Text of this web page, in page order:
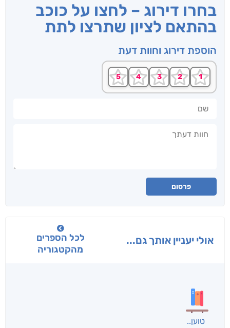
בחרו דירוג – לחצו על כוכב
בהתאם לציון שתרצו לתת
הוספת דירוג וחוות דעת
פרסום
אולי יעניין אותך גם...
לכל הספרים
מהקטגוריה